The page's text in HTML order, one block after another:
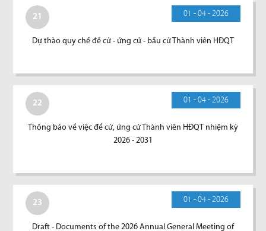
21 01 - 04 - 2026
Dự thào quy chế đề cử - ứng cử - bầu cử Thành viên HĐQT
22 01 - 04 - 2026
Thông báo về việc đề cử, ứng cử Thành viên HĐQT nhiệm kỳ
2026 - 2031
23 01 - 04 - 2026
Draft - Documents of the 2026 Annual General Meeting of